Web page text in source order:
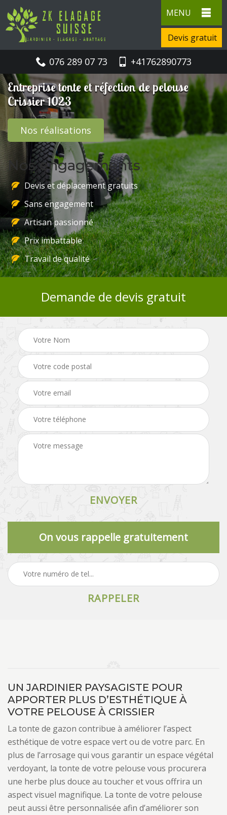
MENU
Devis gratuit
076 289 07 73 +41762890773
Entreprise tonte et réfection de pelouse
Crissier 1023
Nos réalisations
Nos engagements
Devis et déplacement gratuits
Sans engagement
Artisan passionné
Prix imbattable
Travail de qualité
Demande de devis gratuit
On vous rappelle gratuitement
UN JARDINIER PAYSAGISTE POUR
APPORTER PLUS D’ESTHÉTIQUE À
VOTRE PELOUSE À CRISSIER
La tonte de gazon contribue à améliorer l’aspect
esthétique de votre espace vert ou de votre parc. En
plus de l’arrosage qui vous garantir un espace végétal
verdoyant, la tonte de votre pelouse vous procurera
une herbe plus douce au toucher et vous offrira un
aspect visuel magnifique. La tonte de votre pelouse
peut aussi être personnalisée afin d’améliorer son